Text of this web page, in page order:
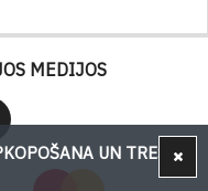
MEDIJOS
UN TREŠU